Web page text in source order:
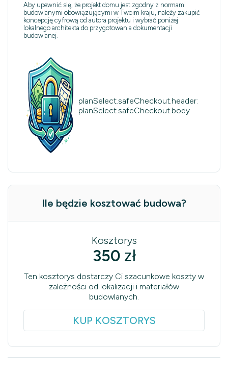
Aby upewnić się, że projekt domu jest zgodny z normami
budowlanymi obowiązującymi w Twoim kraju, należy zakupić
koncepcję cyfrową od autora projektu i wybrać poniżej
lokalnego architekta do przygotowania dokumentacji
budowlanej.
planSelect.safeCheckout.header:
planSelect.safeCheckout.body
Ile będzie kosztować budowa?
Kosztorys
350 zł
Ten kosztorys dostarczy Ci szacunkowe koszty w
zależności od lokalizacji i materiałów
budowlanych.
KUP KOSZTORYS